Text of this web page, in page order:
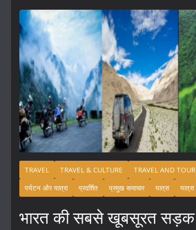
TRAVEL TRAVEL & CULTURE TRAVEL AND
पर्यटन और यात्रा
प्रदर्शित प्रमुख समाचार यात्रा
भारत की सबसे खूबसूरत सड़क